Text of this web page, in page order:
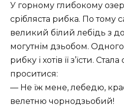
У горному глибокому
срібляста рибка. По тому
великий білий лебідь з
могутнім дзьобом. Одного
рибку і хотів її з’їсти.
проситися:
— Не їж мене, лебедю,
велетню чорнодзьобий!